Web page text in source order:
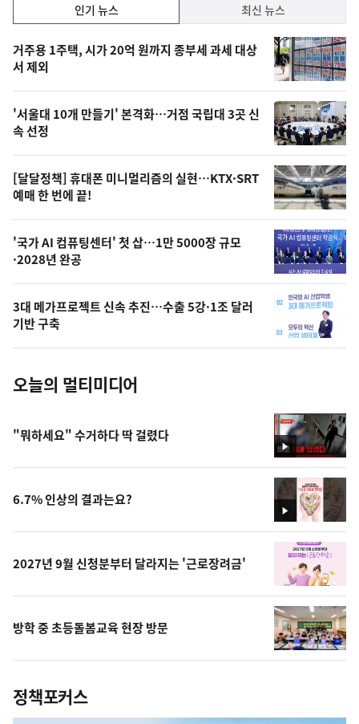
기,
최
신,
오
늘
의
영
상
오
의
사
진
인기 뉴스 최신 뉴스
인
기
뉴
스
거주용 1주택, 시가 20억 원까지 종부세 과세 대상
서 제외
'서울대 10개 만들기' 본격화…거점 국립대 3곳 신
속 선정
[달달정책] 휴대폰 미니멀리즘의 실현…KTX·SRT
예매 한 번에 끝!
'국가 AI 컴퓨팅센터' 첫 삽…1만 5000장 규모
·2028년 완공
3대 메가프로젝트 신속 추진…수출 5강·1조 달러
기반 구축
오늘의 멀티미디어
영
상
"뭐하세요" 수거하다 딱 걸렸다
영
상
6.7% 인상의 결과는요?
2027년 9월 신청분부터 달라지는 '근로장려금'
방학 중 초등돌봄교육 현장 방문
정책포커스